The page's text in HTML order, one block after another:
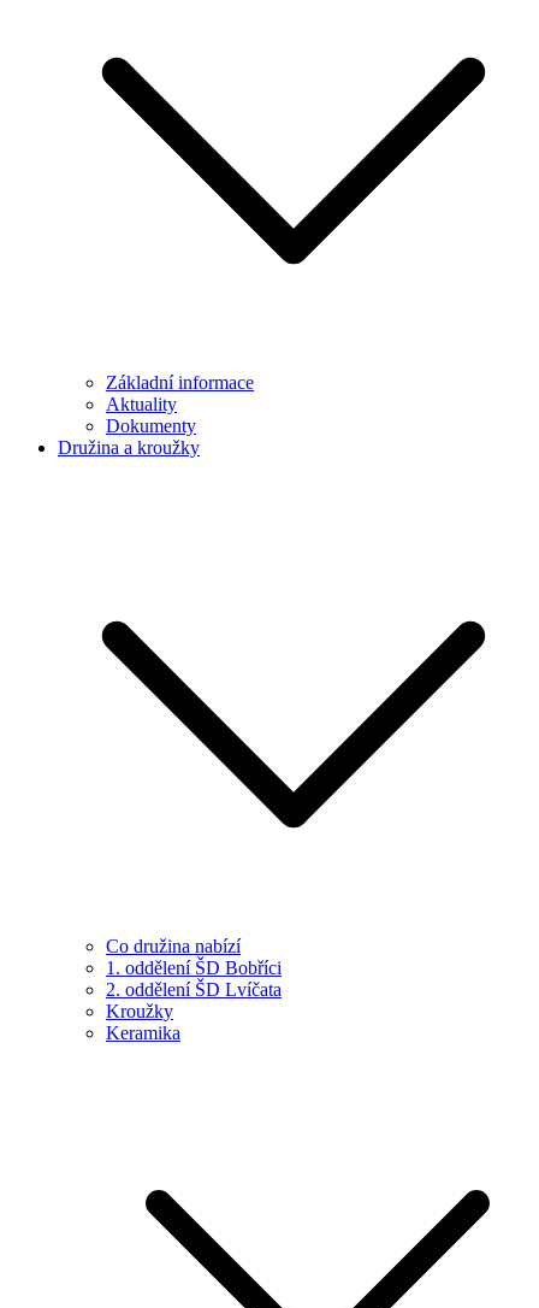
Základní informace
Aktuality
Dokumenty
Družina a kroužky
Co družina nabízí
1. oddělení ŠD Bobříci
2. oddělení ŠD Lvíčata
Kroužky
Keramika